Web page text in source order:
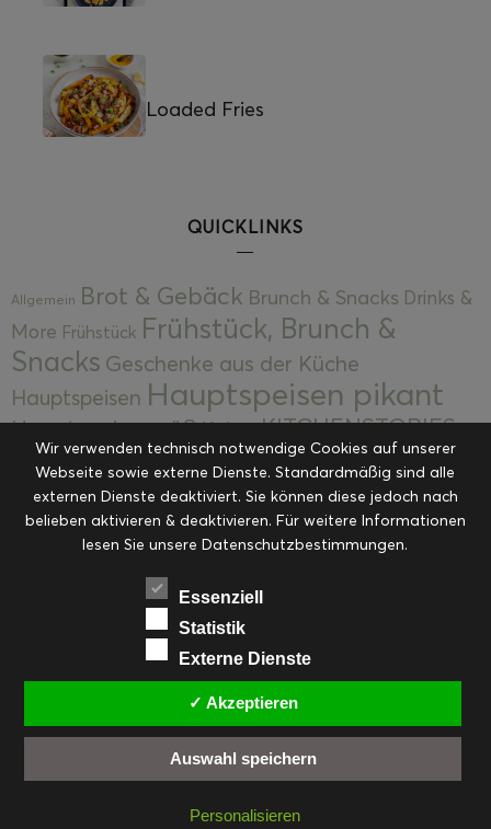
Loaded Fries
QUICKLINKS
Allgemein Brot & Gebäck Brunch & Snacks Drinks &
More Frühstück Frühstück, Brunch &
Snacks Geschenke aus der Küche
Hauptspeisen Hauptspeisen pikant
Hauptspeisen süßKekseKITCHENSTORIES
Kuchen, Torten & Desserts Kuchen und
Desserts Kulinarik Kulinarische Mitbringsel &
Eingemachtes Ohne Kategorie Ostern Resteküche
RezepteSaisonalSliderStartseite
Suppen, Salate & Vorspeisen
Vorspeisen, Salate & Suppen
Weihnachten Workshops & Events
FACEBOOK PINTEREST
EMAIL
INSTAGRAM
Wir verwenden technisch notwendige Cookies auf unserer
Webseite sowie externe Dienste. Standardmäßig sind alle
externen Dienste deaktiviert. Sie können diese jedoch nach
belieben aktivieren & deaktivieren. Für weitere Informationen
lesen Sie unsere Datenschutzbestimmungen.
Essenziell
Statistik
Externe Dienste
✓ Akzeptieren
Auswahl speichern
Personalisieren